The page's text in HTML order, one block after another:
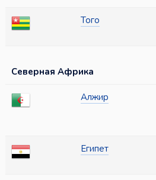
Того
Северная Африка
Алжир
Египет